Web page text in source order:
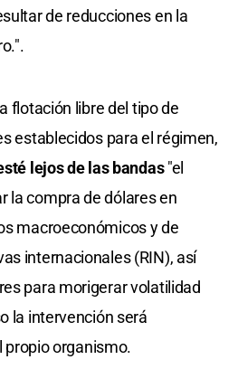
de reducciones en la
flotación libre del tipo de
establecidos para el régimen,
lejos de las bandas"el
la compra de dólares en
macroeconómicos y de
internacionales (RIN), así
para morigerar volatilidad
la intervención será
propio organismo.